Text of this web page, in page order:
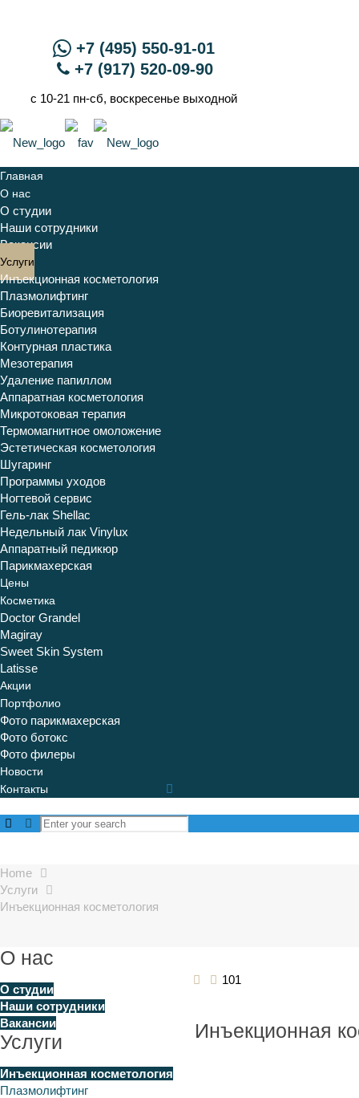
+7 (495) 550-91-01
+7 (917) 520-09-90
с 10-21 пн-сб, воскресенье выходной
Главная
О нас
О студии
Наши сотрудники
Вакансии
Услуги
Инъекционная косметология
Плазмолифтинг
Биоревитализация
Ботулинотерапия
Контурная пластика
Мезотерапия
Удаление папиллом
Аппаратная косметология
Микротоковая терапия
Термомагнитное омоложение
Эстетическая косметология
Шугаринг
Программы уходов
Ногтевой сервис
Гель-лак Shellac
Недельный лак Vinylux
Аппаратный педикюр
Парикмахерская
Цены
Косметика
Doctor Grandel
Magiray
Sweet Skin System
Latisse
Акции
Портфолио
Фото парикмахерская
Фото ботокс
Фото филеры
Новости
Контакты
Home
Услуги
Инъекционная косметология
101
Инъекционная
О нас
О студии
Наши сотрудники
Вакансии
Услуги
Инъекционная косметология
Плазмолифтинг